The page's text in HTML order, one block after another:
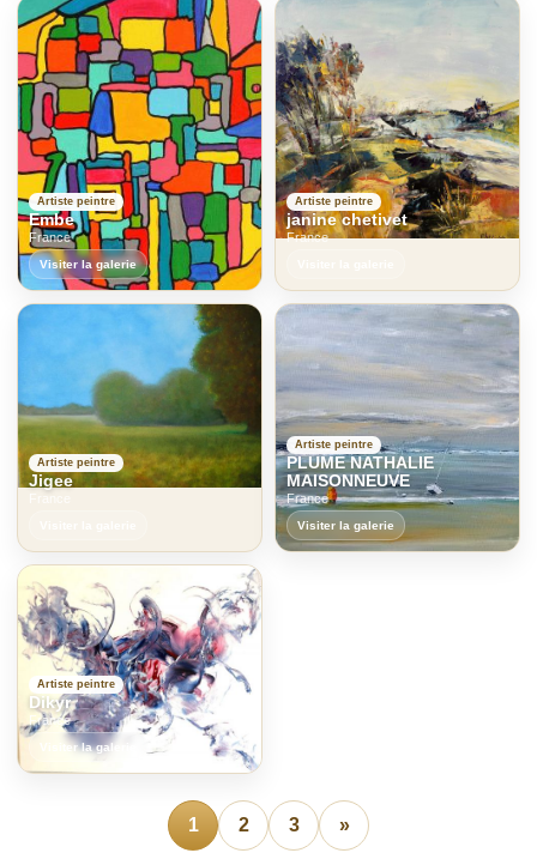
Artiste peintre
Embe
France
Visiter la galerie
Artiste peintre
janine chetivet
France
Artiste peintre
Jigee
France
Artiste peintre
PLUME NATHALIE
MAISONNEUVE
France
Visiter la galerie
Artiste peintre
Dikyr
France
Visiter la galerie
1 2 3 »